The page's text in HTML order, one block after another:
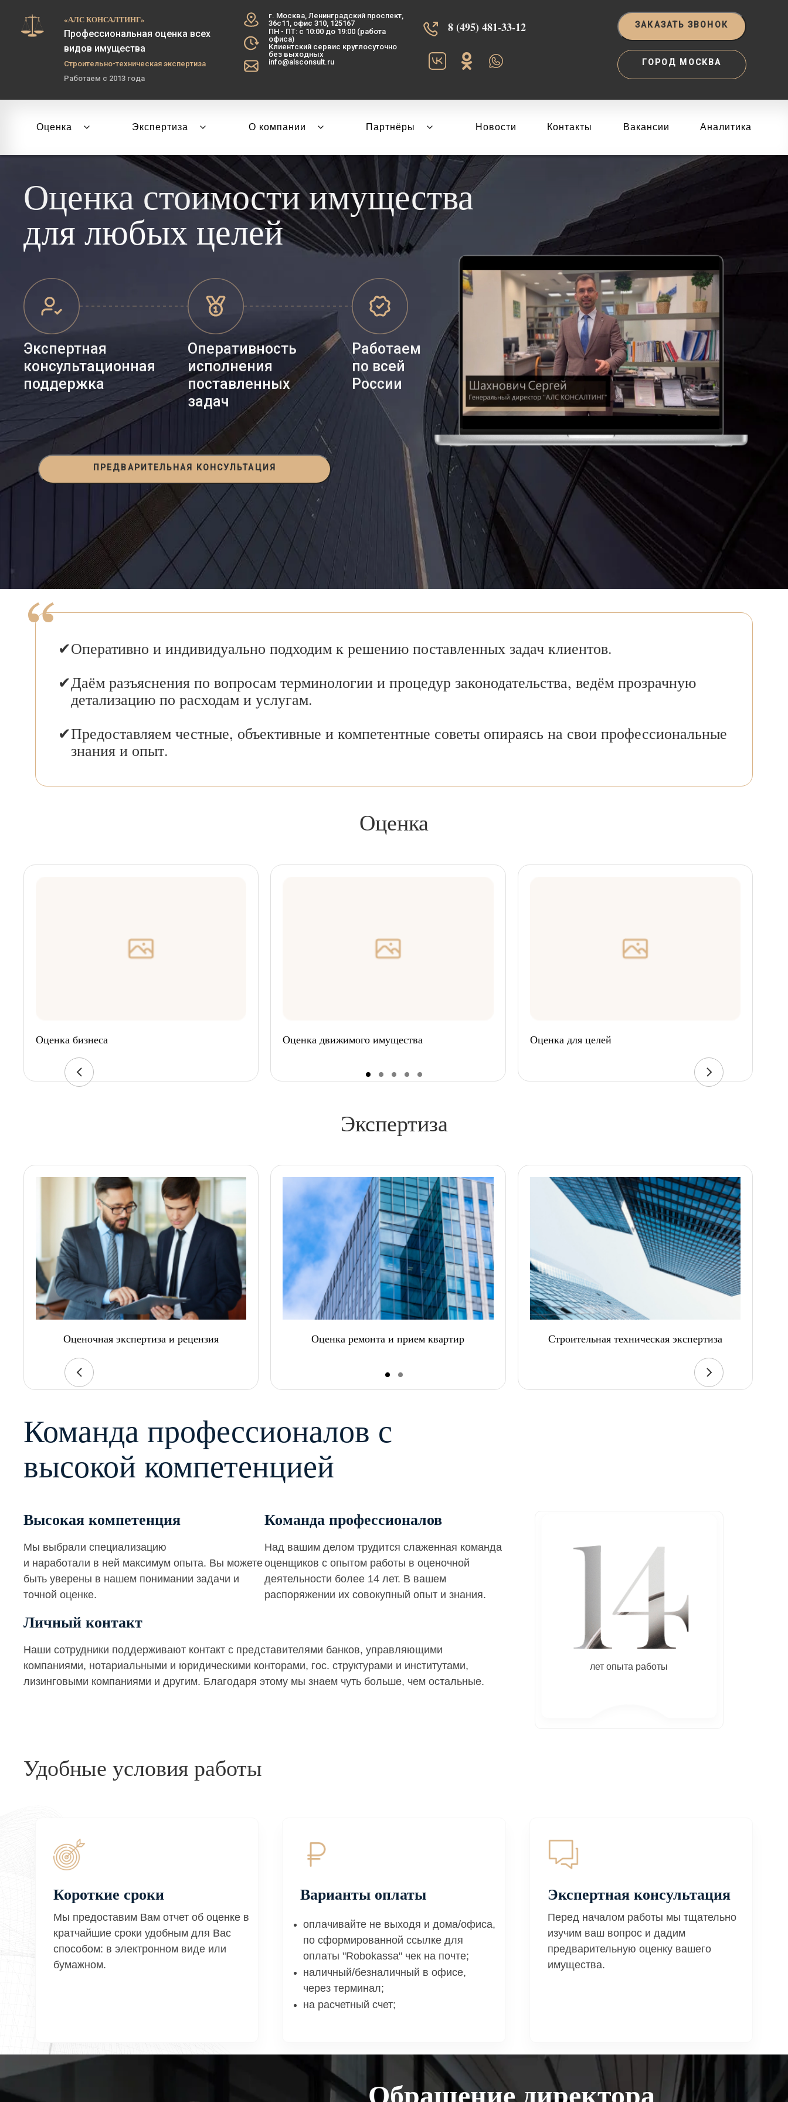
«АЛС КОНСАЛТИНГ»
Профессиональная оценка всех
видов имущества
Строительно-техническая экспертиза
Работаем с 2013 года
г. Москва, Ленинградский проспект,
36с11, офис 310, 125167
ПН - ПТ: с 10:00 до 19:00 (работа
офиса)
Клиентский сервис круглосуточно
без выходных
info@alsconsult.ru
8 (495) 481-33-12‬‬ ЗАКАЗАТЬ ЗВОНОК
ГОРОД МОСКВА
Оценка Экспертиза О компании Партнёры Новости Контакты Вакансии Аналитика
Оценка стоимости имущества
для любых целей
Экспертная
консультационная
поддержка
Оперативность
исполнения
поставленных
задач
Работаем
по всей
России
ПРЕДВАРИТЕЛЬНАЯ КОНСУЛЬТАЦИЯ
Оперативно и индивидуально подходим к решению поставленных задач клиентов.
Даём разъяснения по вопросам терминологии и процедур законодательства, ведём прозрачную
детализацию по расходам и услугам.
Предоставляем честные, объективные и компетентные советы опираясь на свои профессиональные
знания и опыт.
Оценка
Оценка бизнеса Оценка движимого имущества Оценка для целей
Экспертиза
Оценочная экспертиза и рецензия Оценка ремонта и прием квартир Строительная техническая экспертиза
Команда профессионалов с
высокой компетенцией
Высокая компетенция
Мы выбрали специализацию
и наработали в ней максимум опыта. Вы можете
быть уверены в нашем понимании задачи и
точной оценке.
Команда профессионалов
Над вашим делом трудится слаженная команда
оценщиков с опытом работы в оценочной
деятельности более 14 лет. В вашем
распоряжении их совокупный опыт и знания.
Личный контакт
Наши сотрудники поддерживают контакт с представителями банков, управляющими
компаниями, нотариальными и юридическими конторами, гос. структурами и институтами,
лизинговыми компаниями и другим. Благодаря этому мы знаем чуть больше, чем остальные.
лет опыта работы
Удобные условия работы
Короткие сроки
Мы предоставим Вам отчет об оценке в
кратчайшие сроки удобным для Вас
способом: в электронном виде или
бумажном.
Варианты оплаты
оплачивайте не выходя и дома/офиса,
по сформированной ссылке для
оплаты "Robokassa" чек на почте;
наличный/безналичный в офисе,
через терминал;
на расчетный счет;
Экспертная консультация
Перед началом работы мы тщательно
изучим ваш вопрос и дадим
предварительную оценку вашего
имущества.
Обращение директора